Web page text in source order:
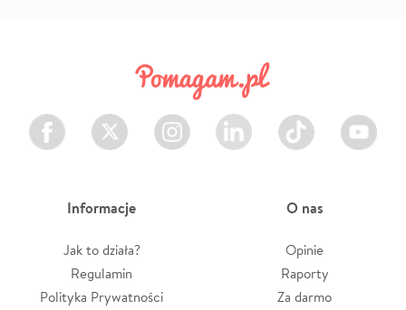
Facebook Twitter Instagram LinkedIn TikTok Youtube
Informacje
Jak to działa?
Regulamin
Polityka Prywatności
O nas
Opinie
Raporty
Za darmo